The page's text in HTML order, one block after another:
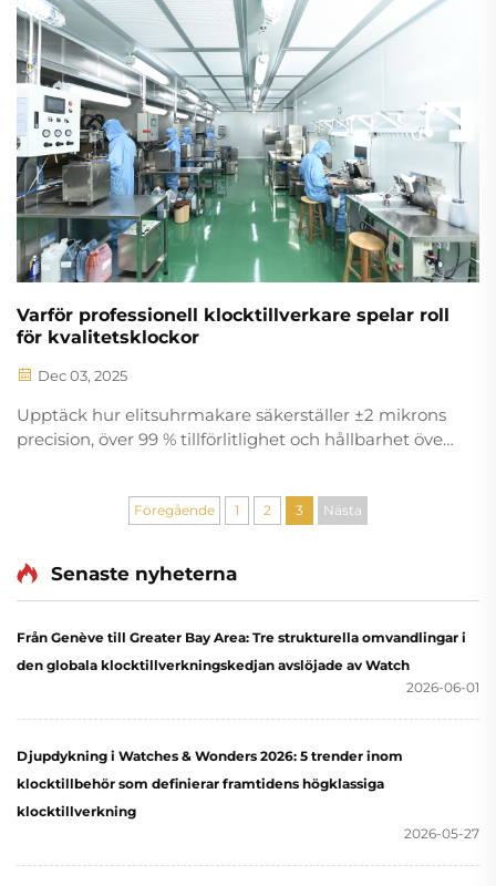
märkning. Läs mer.
Varför professionell klocktillverkare spelar roll
för kvalitetsklockor
Dec 03, 2025
Upptäck hur elitsuhrmakare säkerställer ±2 mikrons
precision, över 99 % tillförlitlighet och hållbarhet över
hantverksskicklighet från resten.
Föregående 1 2 3 Nästa
Senaste nyheterna
Från Genève till Greater Bay Area: Tre strukturella omvandlingar i
den globala klocktillverkningskedjan avslöjade av Watch
2026-06-01
Djupdykning i Watches & Wonders 2026: 5 trender inom
klocktillbehör som definierar framtidens högklassiga
klocktillverkning
2026-05-27